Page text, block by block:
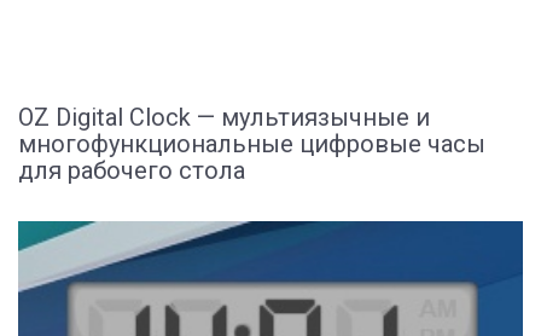
OZ Digital Clock — мультиязычные и
многофункциональные цифровые часы
для рабочего стола